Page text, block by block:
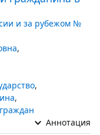
и за рубежом №
,
,
,
Аннотация